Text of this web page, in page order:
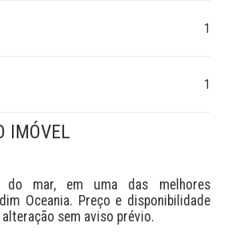
1
1
IMÓVEL
mar, em uma das melhores
Oceania. Preço e disponibilidade
sem aviso prévio.